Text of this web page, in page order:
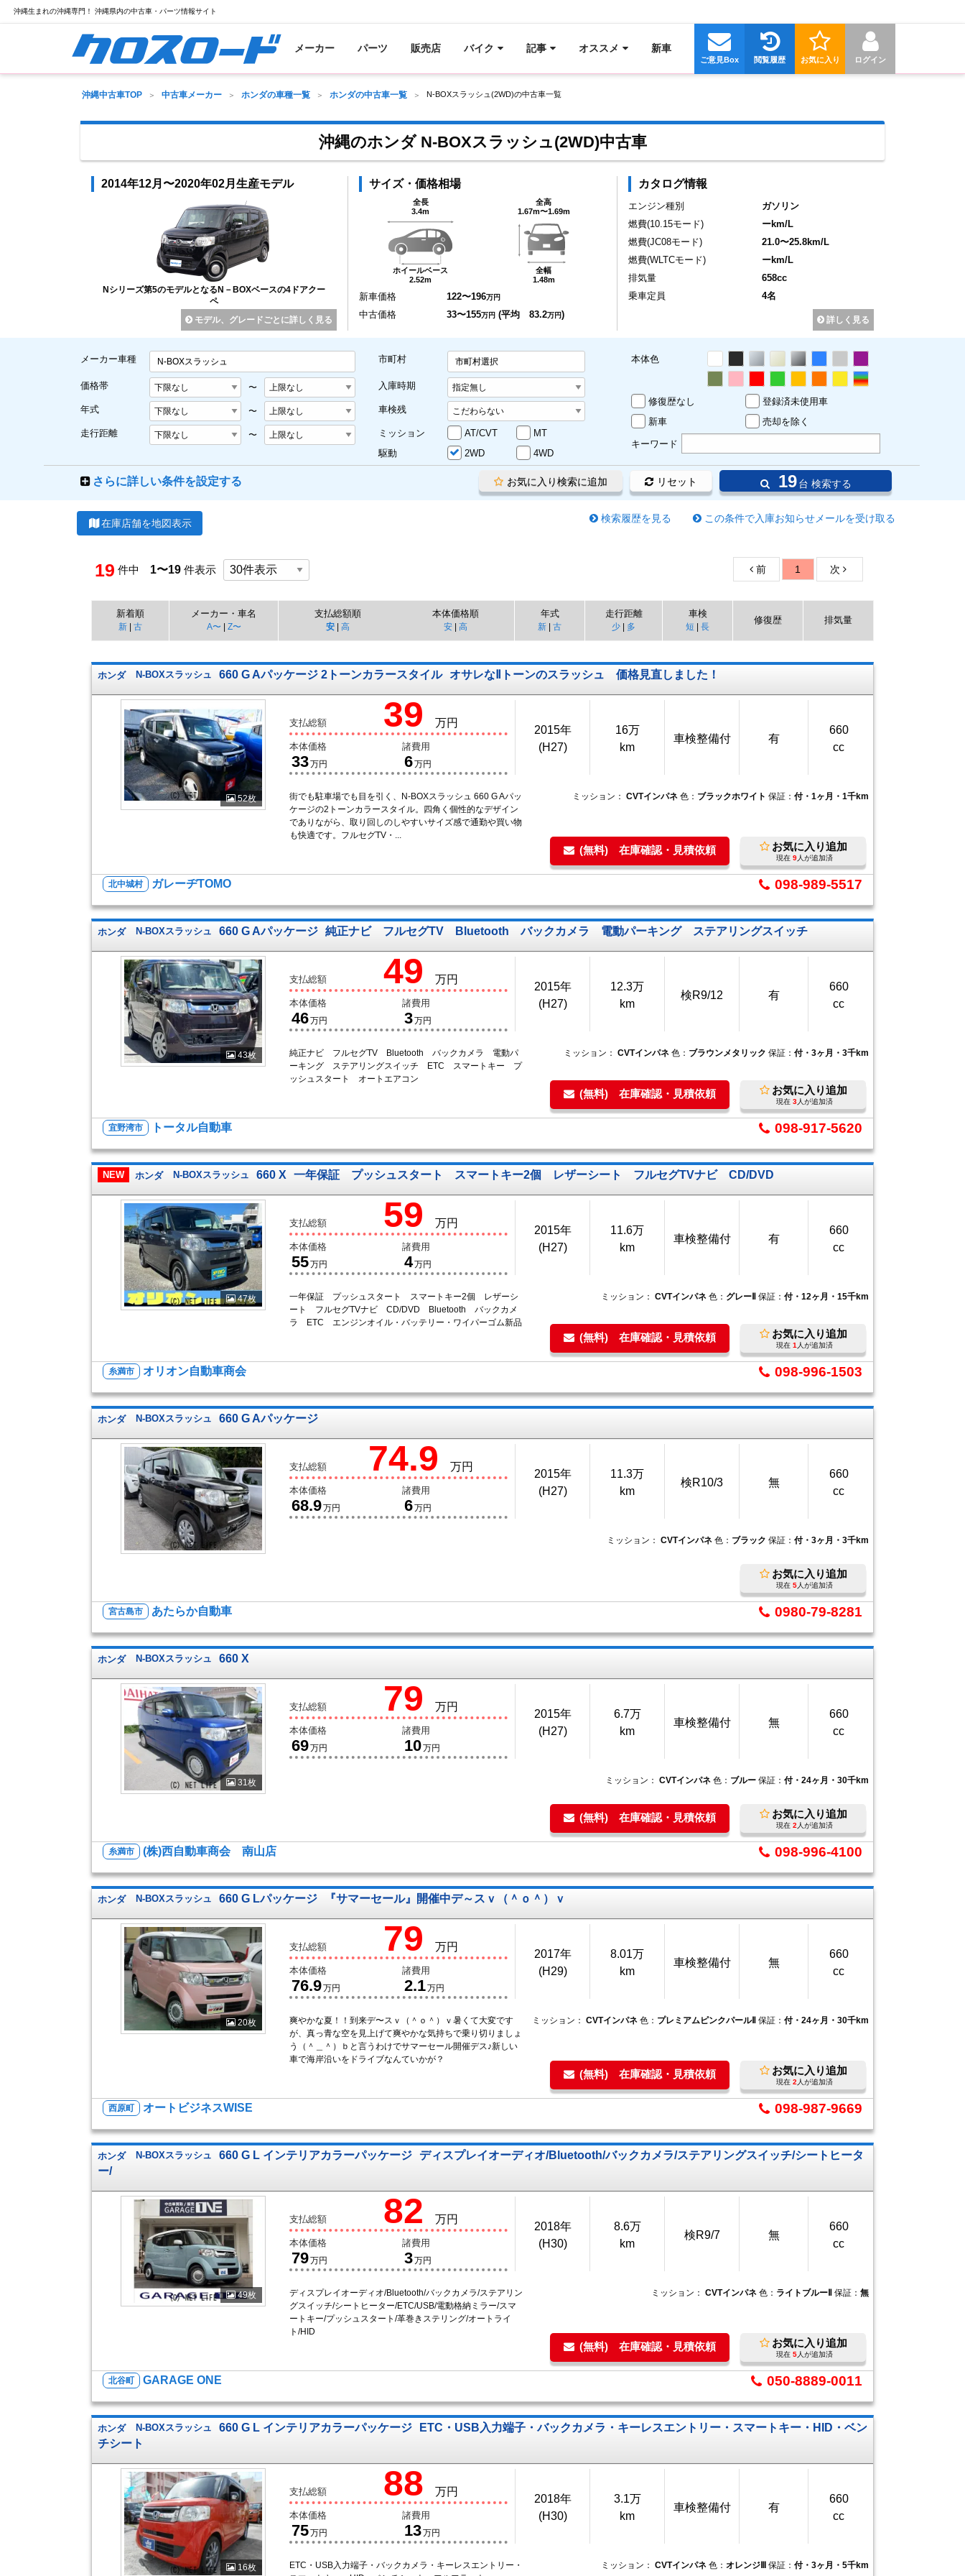
沖縄生まれの沖縄専門！ 沖縄県内の中古車・パーツ情報サイト
メーカー パーツ 販売店 バイク 記事 オススメ 新車
ログイン
お気に入り
閲覧履歴
ご意見Box
沖縄中古車TOP 中古車メーカー ホンダの車種一覧 ホンダの中古車一覧 N-BOXスラッシュ(2WD)の中古車一覧
沖縄のホンダ N-BOXスラッシュ(2WD)中古車
2014年12月〜2020年02月生産モデル
Nシリーズ第5のモデルとなるN－BOXベースの4ドアクー
ペ
モデル、グレードごとに詳しく見る
サイズ・価格相場
全長
3.4m
ホイールベース
2.52m
全高
1.67m〜1.69m
全幅
1.48m
新車価格 122〜196万円
中古価格 33〜155万円 (平均 83.2万円)
カタログ情報
エンジン種別
ガソリン
燃費(10.15モード)
ーkm/L
燃費(JC08モード)
21.0〜25.8km/L
燃費(WLTCモード)
ーkm/L
排気量
658cc
乗車定員
4名
詳しく見る
メーカー車種 N-BOXスラッシュ
価格帯 〜
年式 〜
走行距離 〜
市町村 市町村選択
入庫時期
車検残
ミッション AT/CVT
MT
駆動
2WD 4WD
本体色
修復歴なし
登録済未使用車
新車
売却を除く
キーワード
さらに詳しい条件を設定する 19 台 検索する
リセット
お気に入り検索に追加
在庫店舗を地図表示 この条件で入庫お知らせメールを受け取る
検索履歴を見る
19 件中 1〜19 件表示 前 1 次
新着順
新 | 古
メーカー・車名
A〜| Z〜
支払総額順
安| 高
本体価格順
安| 高
年式
新 | 古
走行距離
少 | 多
車検
短 | 長
修復歴 排気量
ホンダ N-BOXスラッシュ 660 G Aパッケージ 2トーンカラースタイル オサレなⅡトーンのスラッシュ 価格見直しました！
52枚
支払総額 39 万円
本体価格
33万円
諸費用
6万円
2015年
(H27)
16万
km
車検整備付 有
660
cc
街でも駐車場でも目を引く、N-BOXスラッシュ 660 G Aパッ
ケージの2トーンカラースタイル。四角く個性的なデザイン
でありながら、取り回しのしやすいサイズ感で通勤や買い物
も快適です。フルセグTV・...
ミッション： CVTインパネ 色： ブラックホワイト 保証： 付・1ヶ月・1千km
(無料) 在庫確認・見積依頼 お気に入り追加
現在 9人が追加済
北中城村 ガレーヂTOMO 098-989-5517
ホンダ N-BOXスラッシュ 660 G Aパッケージ 純正ナビ フルセグTV Bluetooth バックカメラ 電動パーキング ステアリングスイッチ
43枚
支払総額 49 万円
本体価格
46万円
諸費用
3万円
2015年
(H27)
12.3万
km
検R9/12 有
660
cc
純正ナビ フルセグTV Bluetooth バックカメラ 電動パ
ーキング ステアリングスイッチ ETC スマートキー プ
ッシュスタート オートエアコン
ミッション： CVTインパネ 色： ブラウンメタリック 保証： 付・3ヶ月・3千km
(無料) 在庫確認・見積依頼 お気に入り追加
現在 3人が追加済
宜野湾市 トータル自動車 098-917-5620
NEW ホンダ N-BOXスラッシュ 660 X 一年保証 プッシュスタート スマートキー2個 レザーシート フルセグTVナビ CD/DVD
47枚
支払総額 59 万円
本体価格
55万円
諸費用
4万円
2015年
(H27)
11.6万
km
車検整備付 有
660
cc
一年保証 プッシュスタート スマートキー2個 レザーシ
ート フルセグTVナビ CD/DVD Bluetooth バックカメ
ラ ETC エンジンオイル・バッテリー・ワイパーゴム新品
ミッション： CVTインパネ 色： グレーⅡ 保証： 付・12ヶ月・15千km
(無料) 在庫確認・見積依頼 お気に入り追加
現在 1 人が追加済
糸満市 オリオン自動車商会 098-996-1503
ホンダ N-BOXスラッシュ 660 G Aパッケージ
支払総額 74.9 万円
本体価格
68.9万円
諸費用
6万円
2015年
(H27)
11.3万
km
検R10/3 無
660
cc
ミッション： CVTインパネ 色： ブラック 保証： 付・3ヶ月・3千km
お気に入り追加
現在 5人が追加済
宮古島市 あたらか自動車 0980-79-8281
ホンダ N-BOXスラッシュ 660 X
31枚
支払総額 79 万円
本体価格
69万円
諸費用
10万円
2015年
(H27)
6.7万
km
車検整備付 無
660
cc
ミッション： CVTインパネ 色： ブルー 保証： 付・24ヶ月・30千km
(無料) 在庫確認・見積依頼 お気に入り追加
現在 2 人が追加済
糸満市 (株)西自動車商会 南山店 098-996-4100
ホンダ N-BOXスラッシュ 660 G Lパッケージ 『サマーセール』開催中デ～スｖ（＾ｏ＾）ｖ
20枚
支払総額 79 万円
本体価格
76.9万円
諸費用
2.1万円
2017年
(H29)
8.01万
km
車検整備付 無
660
cc
爽やかな夏！！到来デ〜スｖ（＾ｏ＾）ｖ暑くて大変です
が、真っ青な空を見上げて爽やかな気持ちで乗り切りましょ
う（＾＿＾）ｂと言うわけでサマーセール開催デス♪新しい
車で海岸沿いをドライブなんていかが？
ミッション： CVTインパネ 色： プレミアムピンクパールⅡ 保証： 付・24ヶ月・30千km
(無料) 在庫確認・見積依頼 お気に入り追加
現在 2 人が追加済
西原町 オートビジネスWISE 098-987-9669
ホンダ N-BOXスラッシュ 660 G L インテリアカラーパッケージ ディスプレイオーディオ/Bluetooth/バックカメラ/ステアリングスイッチ/シートヒータ
ー/
49枚
支払総額 82 万円
本体価格
79万円
諸費用
3万円
2018年
(H30)
8.6万
km
検R9/7 無
660
cc
ディスプレイオーディオ/Bluetooth/バックカメラ/ステアリン
グスイッチ/シートヒーター/ETC/USB/電動格納ミラー/スマ
ートキー/プッシュスタート/革巻きステリング/オートライ
ト/HID
ミッション： CVTインパネ 色： ライトブルーⅡ 保証： 無
(無料) 在庫確認・見積依頼 お気に入り追加
現在 5人が追加済
北谷町 GARAGE ONE 050-8889-0011
ホンダ N-BOXスラッシュ 660 G L インテリアカラーパッケージ
ETC・USB入力端子・バックカメラ・キーレスエントリー・スマートキー・HID・ベン
チシート
16枚
支払総額 88 万円
本体価格
75万円
諸費用
13万円
2018年
(H30)
3.1万
km
車検整備付 有
660
cc
ETC・USB入力端子・バックカメラ・キーレスエントリー・
ミッション： CVTインパネ 色： オレンジⅢ 保証： 付・3ヶ月・5千km